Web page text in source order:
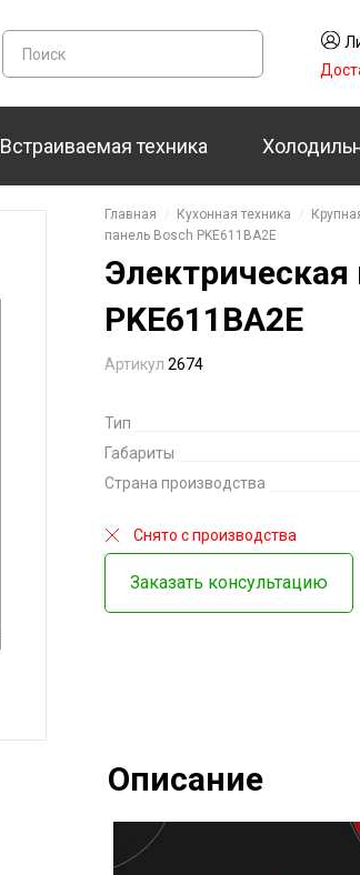
Встраиваемая техника
Главная Кухонная техника
панель Bosch PKE611BA2E
PKE611BA2E
Артикул 2674
Тип
Габариты
Страна производства
Снято с производства
Заказать консультацию
Описание